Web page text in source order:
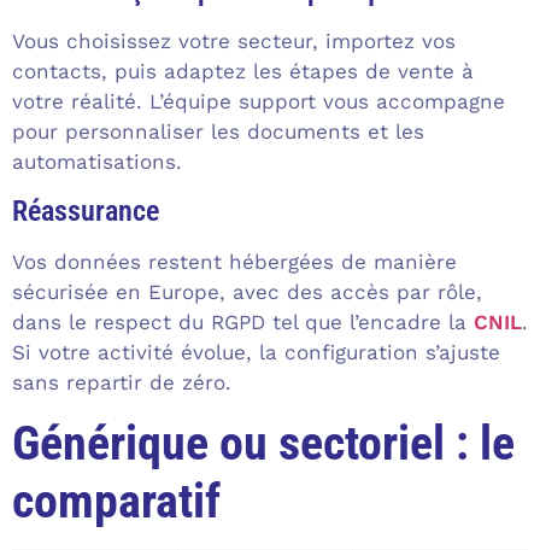
Vous choisissez votre secteur, importez vos
contacts, puis adaptez les étapes de vente à
votre réalité. L’équipe support vous accompagne
pour personnaliser les documents et les
automatisations.
Réassurance
Vos données restent hébergées de manière
sécurisée en Europe, avec des accès par rôle,
dans le respect du RGPD tel que l’encadre la CNIL.
Si votre activité évolue, la configuration s’ajuste
sans repartir de zéro.
Générique ou sectoriel : le
comparatif